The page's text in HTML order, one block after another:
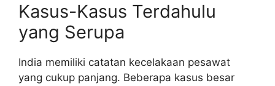
Kasus-Kasus Terdahulu
yang Serupa
India memiliki catatan kecelakaan pesawat
yang cukup panjang. Beberapa kasus besar